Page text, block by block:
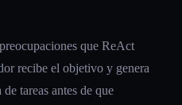
que ReAct
recibe el objetivo y genera
tareas antes de que